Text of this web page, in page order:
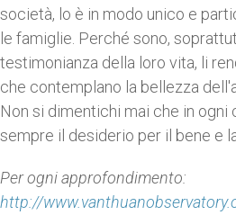
società, lo è in modo unico e
le famiglie. Perché sono,
testimonianza della loro vita, li
che contemplano la bellezza
Non si dimentichi mai che in ogni
sempre il desiderio per il bene e
Per ogni approfondimento:
http://